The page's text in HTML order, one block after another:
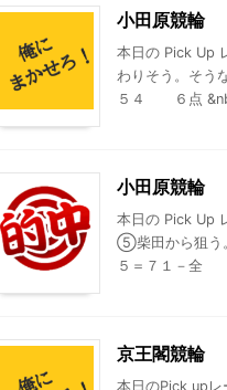
小田原競輪
本日の Pick Up
わりそう。そう
５４ ６点
小田原競輪
本日の Pick Up
⑤柴田から狙う
５＝７１－全
京王閣競輪
本日のPick up